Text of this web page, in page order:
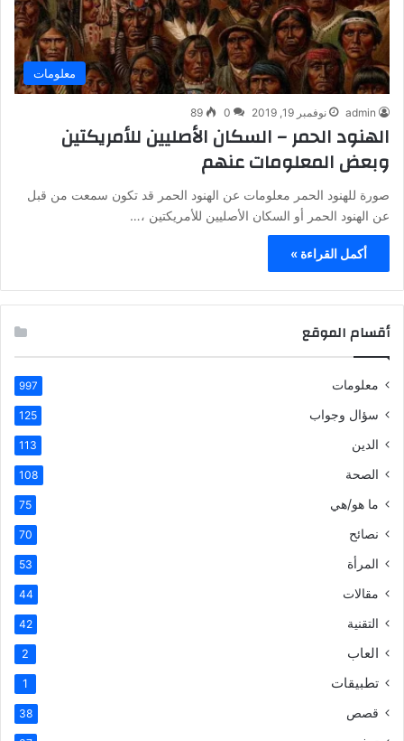
معلومات
admin نوفمبر 19, 2019 0
89
الهنود الحمر – السكان الأصليين للأمريكتين
وبعض المعلومات عنهم
صورة للهنود الحمر معلومات عن الهنود الحمر قد تكون سمعت من قبل
عن الهنود الحمر أو السكان الأصليين للأمريكتين ،…
أكمل القراءة »
أقسام الموقع
معلومات 997
سؤال وجواب 125
الدين 113
الصحة 108
ما هو/هي 75
نصائح 70
المرأة 53
مقالات 44
التقنية 42
العاب 2
تطبيقات 1
قصص 38